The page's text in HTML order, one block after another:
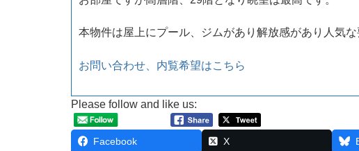
本物件は屋上にプール、ジムがあり解放感があり人気な
お問い合わせ、内覧希望はこちら
Please follow and like us:
Facebook X